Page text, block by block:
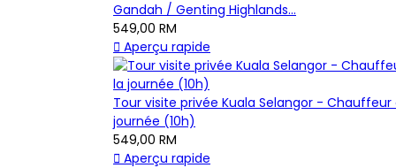
Gandah / Genting Highlands...
549,00 RM
 Aperçu rapide
Tour visite privée Kuala Selangor - Chauffeur
journée (10h)
549,00 RM
 Aperçu rapide